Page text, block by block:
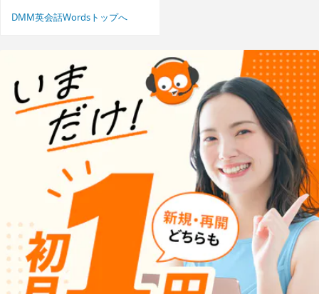
DMM英会話Wordsトップへ